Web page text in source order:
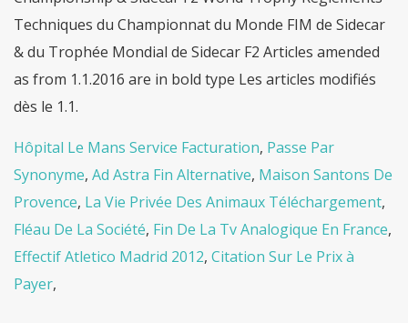
Hôpital Le Mans Service Facturation, Passe Par
Synonyme, Ad Astra Fin Alternative, Maison Santons De
Provence, La Vie Privée Des Animaux Téléchargement,
Fléau De La Société, Fin De La Tv Analogique En France,
Effectif Atletico Madrid 2012, Citation Sur Le Prix à
Payer,